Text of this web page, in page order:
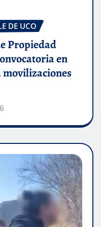
DE UCO
Propiedad
en
movilizaciones